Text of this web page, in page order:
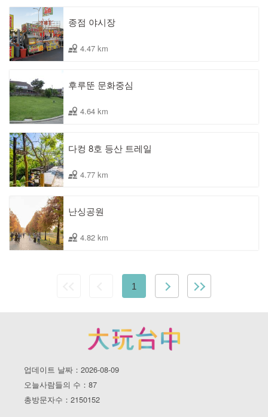
종점 야시장
4.47 km
후루뚠 문화중심
4.64 km
다컹 8호 등산 트레일
4.77 km
난싱공원
4.82 km
1
업데이트 날짜：2026-08-09
오늘사람들의 수：87
총방문자수：2150152